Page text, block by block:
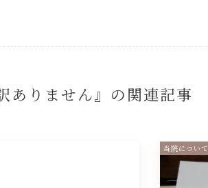
ありません』の関連記事
当院について